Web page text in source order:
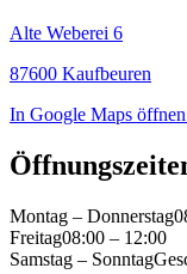
Alte Weberei 6
87600 Kaufbeuren
In Google Maps
Montag – Donnerstag
Freitag08:00 – 12:00
Samstag – Sonntag